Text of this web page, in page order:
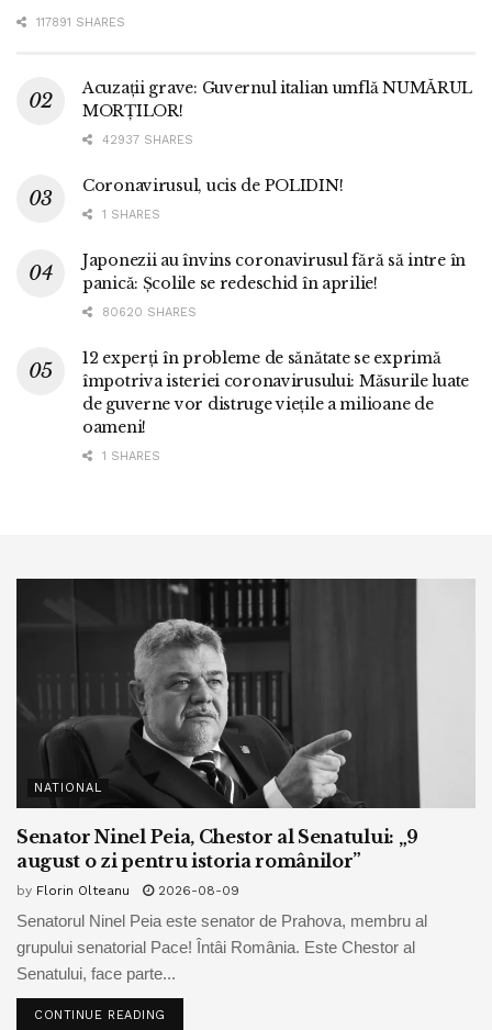
117891 SHARES
Acuzații grave: Guvernul italian umflă NUMĂRUL
MORȚILOR!
42937 SHARES
Coronavirusul, ucis de POLIDIN!
1 SHARES
Japonezii au învins coronavirusul fără să intre în
panică: Școlile se redeschid în aprilie!
80620 SHARES
12 experți în probleme de sănătate se exprimă
împotriva isteriei coronavirusului: Măsurile luate
de guverne vor distruge viețile a milioane de
oameni!
1 SHARES
NATIONAL
Senator Ninel Peia, Chestor al Senatului: „9
august o zi pentru istoria românilor”
by Florin Olteanu 2026-08-09
Senatorul Ninel Peia este senator de Prahova, membru al
grupului senatorial Pace! Întâi România. Este Chestor al
Senatului, face parte...
CONTINUE READING